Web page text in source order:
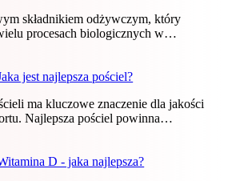
składnikiem odżywczym, który
procesach biologicznych w…
jest najlepsza pościel?
ma kluczowe znaczenie dla jakości
Najlepsza pościel powinna…
D - jaka najlepsza?